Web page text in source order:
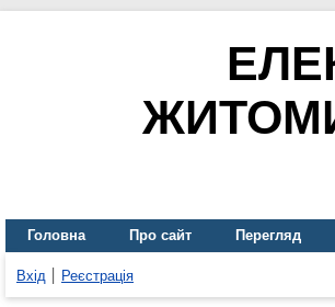
Головна Про сайт Перегляд
Вхід Реєстрація